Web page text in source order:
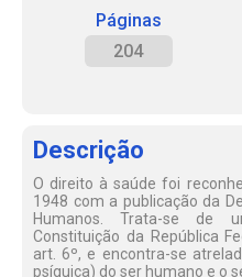
Páginas
204
Descrição
O direito à saúde foi
1948 com a publicação da
Humanos. Trata-se de
Constituição da República
art. 6º, e encontra-se
psíquica) do ser humano e o